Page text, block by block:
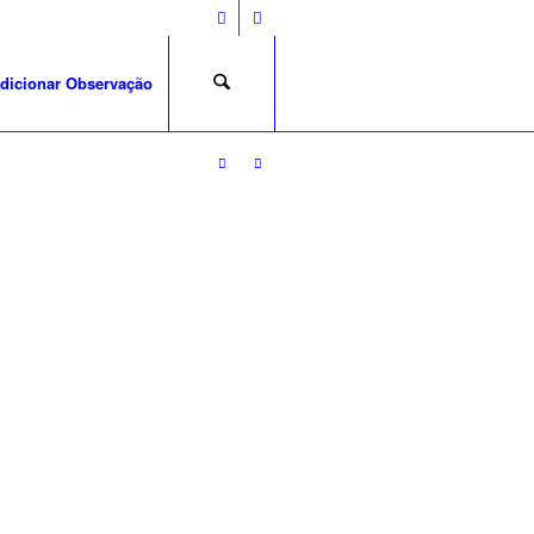
Observação